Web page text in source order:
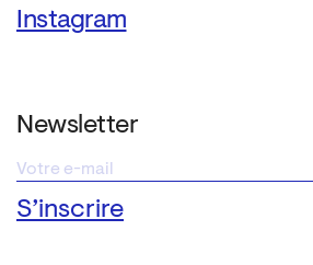
Instagram
Newsletter